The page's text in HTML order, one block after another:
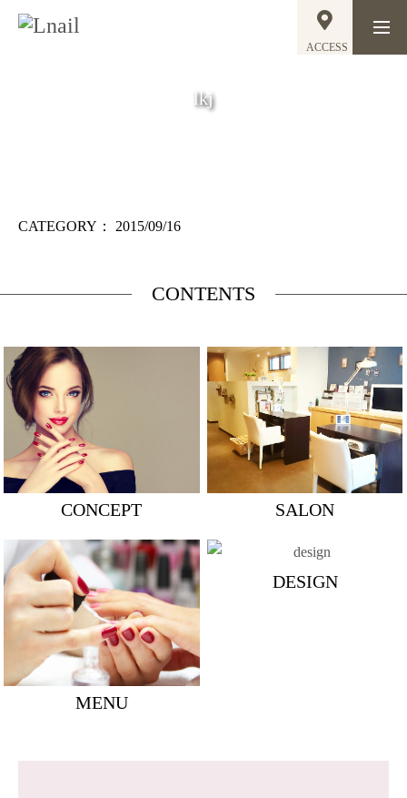
ACCESS
lkj
CATEGORY： 2015/09/16
CONTENTS
CONCEPT SALON
MENU
DESIGN